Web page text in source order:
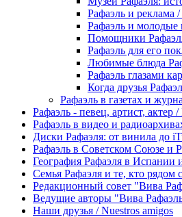
Рафаэль и реклама
Рафаэль и молодые
Помощники
Рафаэль для его
Любимые блюда
Рафаэль глазами
Когда друзья
Рафаэль в газетах и
Рафаэль - певец, артист, актер
Рафаэль в видео и
Диски Рафаэля: от винила до
Рафаэль в Советском Союзе и
География Рафаэля в Испании
Семья Рафаэля и те, кто рядом
Редакционный совет "Вива
Ведущие авторы "Вива
Наши друзья / Nuestros amigos